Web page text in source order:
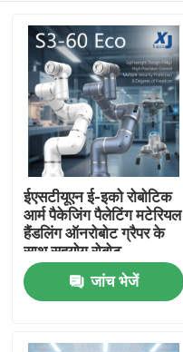
ईएसटीयूएन ई-इको रोबोटिक
आर्म पैकेजिंग पैलेटिंग मटेरियल
हैंडलिंग ऑनरोबोट ग्रैपर के
साथ सहयोग रोबोट
जांच भेजें